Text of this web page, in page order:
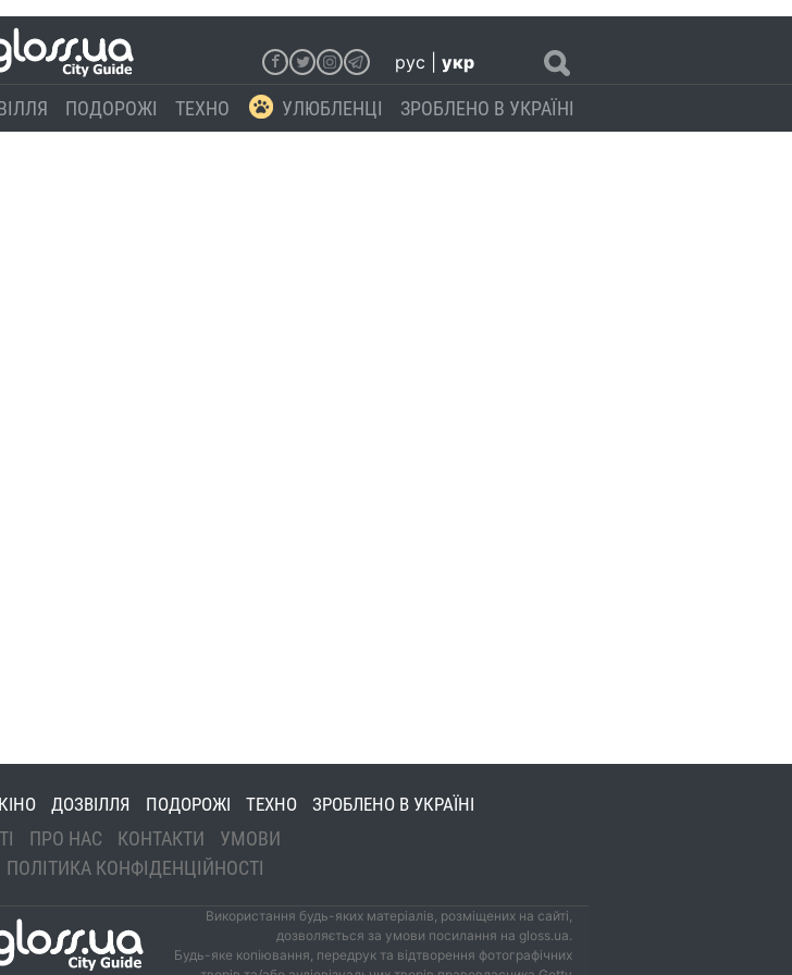
рус укр
ПОДОРОЖІ ТЕХНО УЛЮБЛЕНЦІ ЗРОБЛЕНО В УКРАЇНІ
ДОЗВІЛЛЯ ПОДОРОЖІ ТЕХНО ЗРОБЛЕНО В УКРАЇНІ
ПРО НАС КОНТАКТИ
УМОВИ
ПОЛІТИКА КОНФІДЕНЦІЙНОСТІ
Використання будь-яких матеріалів, розміщених на сайті,
дозволяється за умови посилання на gloss.ua.
Будь-яке копіювання, передрук та відтворення фотографічних